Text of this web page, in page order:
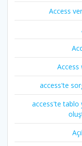
Access
Access
access'te
access'te tablo